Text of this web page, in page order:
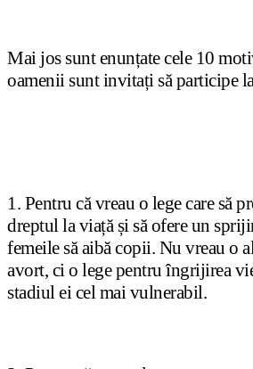
Mai jos sunt enunțate cele 10
oamenii sunt invitați să participe
1. Pentru că vreau o lege care să
dreptul la viață și să ofere un
femeile să aibă copii. Nu vreau o
avort, ci o lege pentru îngrijirea
stadiul ei cel mai vulnerabil.